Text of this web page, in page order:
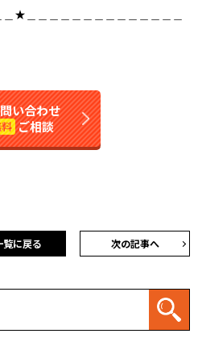
＿★＿＿＿＿＿＿＿＿＿＿＿＿＿＿
い合わせ
ご相談
次の記事へ
覧に戻る